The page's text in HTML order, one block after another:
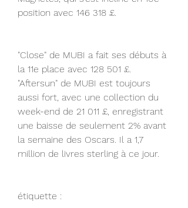
position avec 146 318 £.
"Close" de MUBI a fait ses débuts à
la 11e place avec 128 501 £.
"Aftersun" de MUBI est toujours
aussi fort, avec une collection du
week-end de 21 011 £, enregistrant
une baisse de seulement 2% avant
la semaine des Oscars. Il a 1,7
million de livres sterling à ce jour.
étiquette :